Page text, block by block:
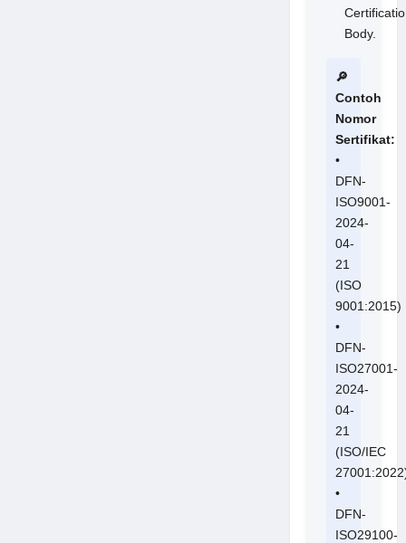
Body.
🔎
Contoh
Nomor
Sertifikat:
•
DFN-
ISO9001-
2024-
04-
21
(ISO
9001:2015)
•
DFN-
ISO27001-
2024-
04-
21
(ISO/IEC
•
DFN-
ISO29100-